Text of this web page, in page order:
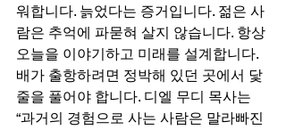
워합니다. 늙었다는 증거입니다. 젊은 사
람은 추억에 파묻혀 살지 않습니다. 항상
오늘을 이야기하고 미래를 설계합니다.
배가 출항하려면 정박해 있던 곳에서 닻
줄을 풀어야 합니다. 디엘 무디 목사는
“과거의 경험으로 사는 사람은 말라빠진